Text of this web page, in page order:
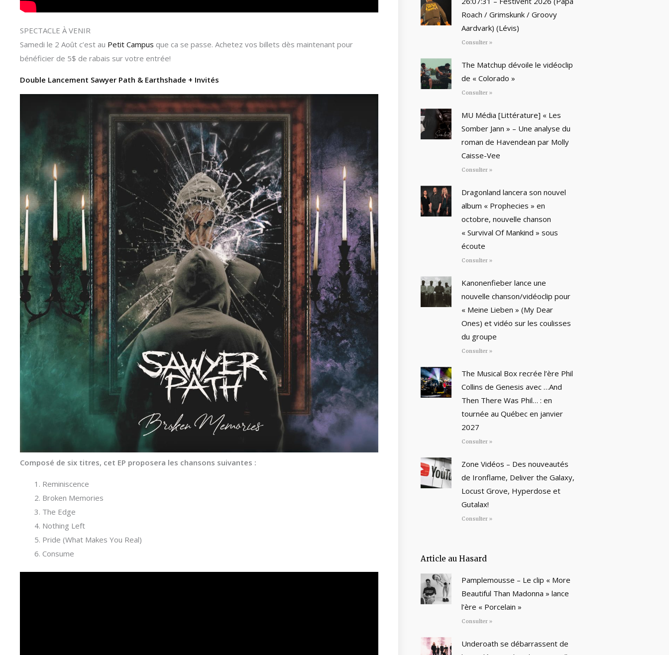
SPECTACLE À VENIR
Samedi le 2 Août c’est au Petit Campus que ca se passe. Achetez vos billets dès maintenant pour
bénéficier de 5$ de rabais sur votre entrée!
Double Lancement Sawyer Path & Earthshade + Invités
Composé de six titres, cet EP proposera les chansons suivantes :
Reminiscence
Broken Memories
The Edge
Nothing Left
Pride (What Makes You Real)
Consume
Roach / Grimskunk / Groovy
Aardvark) (Lévis)
Consulter »
The Matchup dévoile le vidéoclip
de « Colorado »
Consulter »
MU Média [Littérature] « Les
Somber Jann » – Une analyse du
roman de Havendean par Molly
Caisse-Vee
Consulter »
Dragonland lancera son nouvel
album « Prophecies » en
octobre, nouvelle chanson
« Survival Of Mankind » sous
écoute
Consulter »
Kanonenfieber lance une
nouvelle chanson/vidéoclip pour
« Meine Lieben » (My Dear
Ones) et vidéo sur les coulisses
du groupe
Consulter »
The Musical Box recrée l’ère Phil
Collins de Genesis avec …And
Then There Was Phil… : en
tournée au Québec en janvier
2027
Consulter »
Zone Vidéos – Des nouveautés
de Ironflame, Deliver the Galaxy,
Locust Grove, Hyperdose et
Gutalax!
Consulter »
Article au Hasard
Pamplemousse – Le clip « More
Beautiful Than Madonna » lance
l’ère « Porcelain »
Consulter »
Underoath se débarrassent de